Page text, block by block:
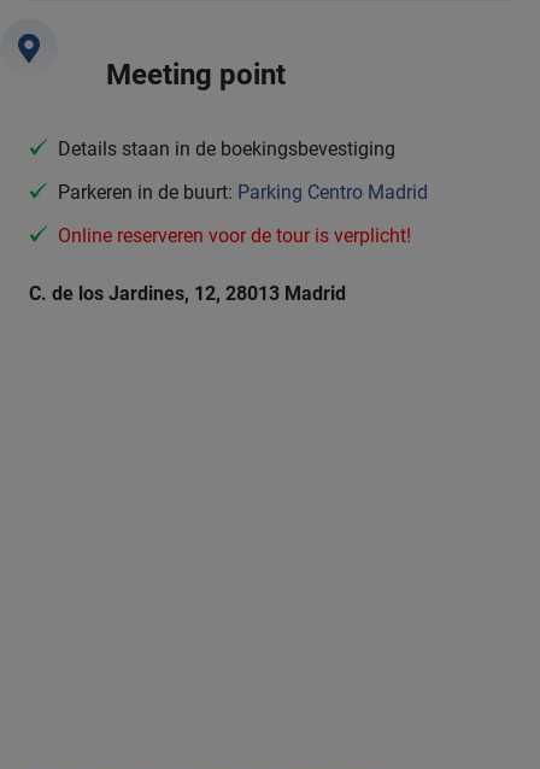
Meeting point
Details staan in de boekingsbevestiging
Parkeren in de buurt: Parking Centro Madrid
Online reserveren voor de tour is verplicht!
C. de los Jardines, 12, 28013 Madrid